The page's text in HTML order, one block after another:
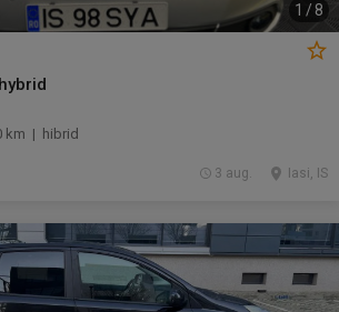
1 / 8
km | hibrid
Iasi, IS
3 aug.